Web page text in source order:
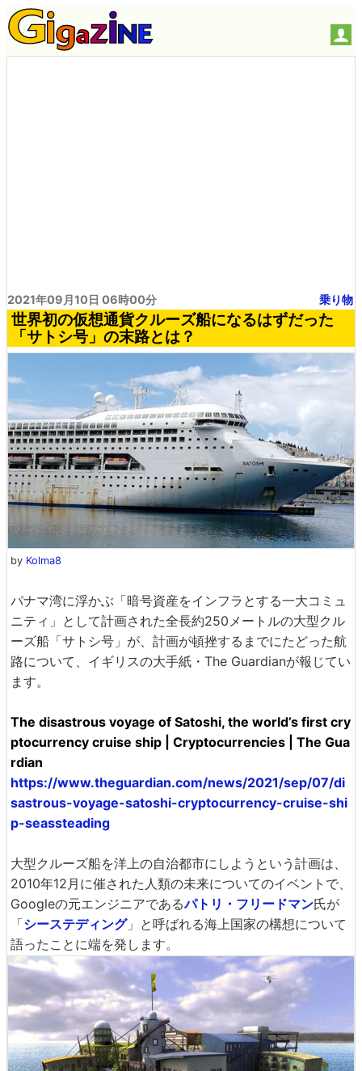
2021年09月10日 06時00分 乗り物
世界初の仮想通貨クルーズ船になるはずだった
「サトシ号」の末路とは？
by Kolma8
パナマ湾に浮かぶ「暗号資産をインフラとする一大コミュ
ニティ」として計画された全長約250メートルの大型クル
ーズ船「サトシ号」が、計画が頓挫するまでにたどった航
路について、イギリスの大手紙・The Guardianが報じてい
ます。
The disastrous voyage of Satoshi, the world’s first cry
ptocurrency cruise ship | Cryptocurrencies | The Gua
rdian
https://www.theguardian.com/news/2021/sep/07/di
sastrous-voyage-satoshi-cryptocurrency-cruise-shi
p-seassteading
大型クルーズ船を洋上の自治都市にしようという計画は、
2010年12月に催された人類の未来についてのイベントで、
Googleの元エンジニアであるパトリ・フリードマン氏が
「シーステディング」と呼ばれる海上国家の構想について
語ったことに端を発します。